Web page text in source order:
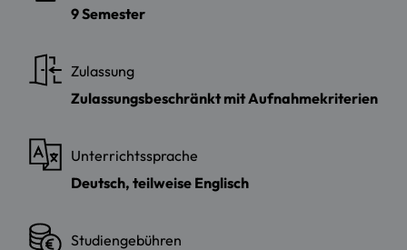
9 Semester
Zulassung
Zulassungsbeschränkt mit Aufnahmekriterien
Unterrichtssprache
Deutsch, teilweise Englisch
Studiengebühren